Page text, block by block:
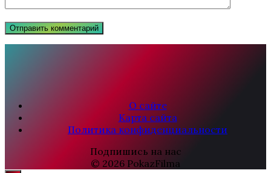
О сайте
Карта сайта
Политика конфиденциальности
Подпишись на нас
© 2026 PokazFilma